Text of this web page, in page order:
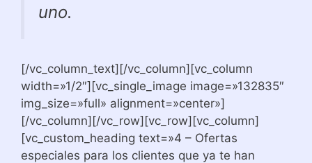
uno.
[/vc_column_text][/vc_column][vc_column
width=»1/2″][vc_single_image image=»132835″
img_size=»full» alignment=»center»]
[/vc_column][/vc_row][vc_row][vc_column]
[vc_custom_heading text=»4 – Ofertas
especiales para los clientes que ya te han